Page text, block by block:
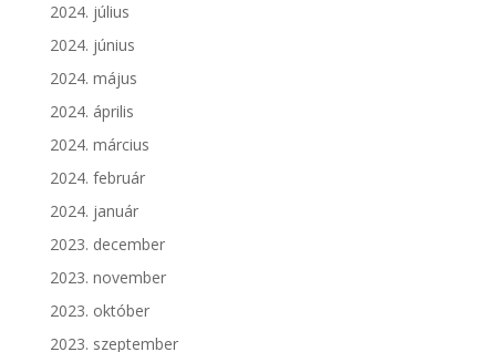
2024. július
2024. június
2024. május
2024. április
2024. március
2024. február
2024. január
2023. december
2023. november
2023. október
2023. szeptember